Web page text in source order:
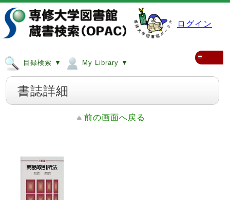
ログイン
目録検索 ▼ My Library ▼
≡
書誌詳細
前の画面へ戻る